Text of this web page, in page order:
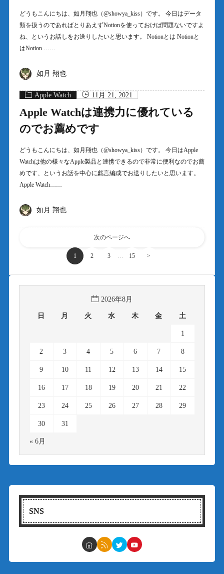
どうもこんにちは、如月翔也（@showya_kiss）です。 今日はデータ
類を扱うのであればとりあえずNotionを使っておけば問題ないですよ
ね、というお話しをお送りしたいと思います。 Notionとは Notionと
はNotion ……
如月 翔也
Apple Watch 11月 21, 2021
Apple Watchは連携力に優れている
のでお薦めです
どうもこんにちは、如月翔也（@showya_kiss）です。 今日はApple
Watchは他の様々なApple製品と連携できるので非常に便利なのでお薦
めです、というお話を中心に戯言編成でお送りしたいと思います。
Apple Watch……
如月 翔也
次のページへ
1 2 3 … 15 >
2026年8月
日 月 火 水 木 金 土
1
2 3 4 5 6 7 8
9 10 11 12 13 14 15
16 17 18 19 20 21 22
23 24 25 26 27 28 29
30 31
« 6月
SNS